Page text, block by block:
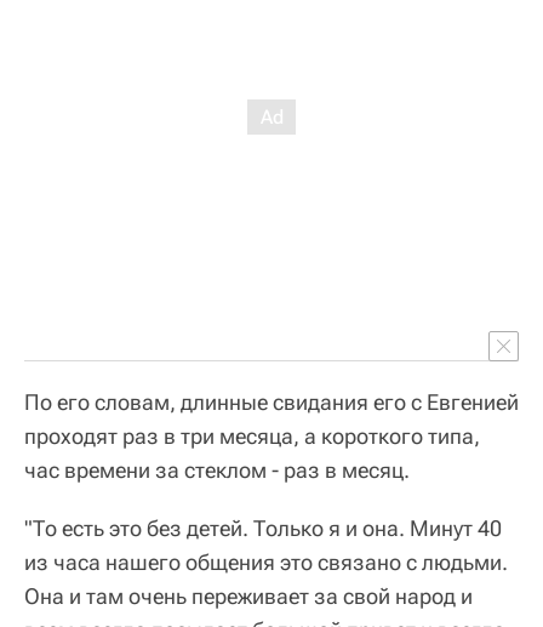
По его словам, длинные свидания его с Евгенией
проходят раз в три месяца, а короткого типа,
час времени за стеклом - раз в месяц.
"То есть это без детей. Только я и она. Минут 40
из часа нашего общения это связано с людьми.
Она и там очень переживает за свой народ и